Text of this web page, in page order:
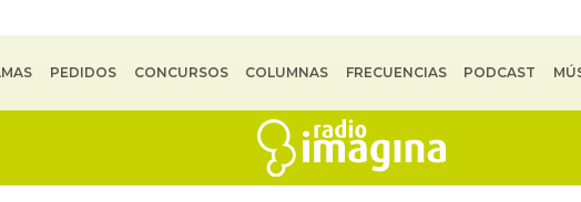
PEDIDOS CONCURSOS COLUMNAS FRECUENCIAS PODCAST